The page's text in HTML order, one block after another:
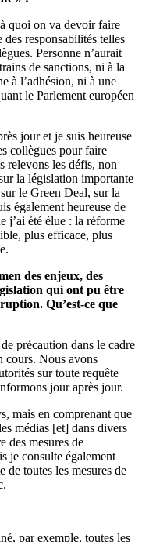
à quoi on va devoir faire
responsabilités telles
Personne n’aurait
de sanctions, ni à la
à l’adhésion, ni à une
le Parlement européen
jour et je suis heureuse
collègues pour faire
relevons les défis, non
la législation importante
le Green Deal, sur la
également heureuse de
j’ai été élue : la réforme
plus efficace, plus
des enjeux, des
qui ont pu être
Qu’est-ce que
précaution dans le cadre
cours. Nous avons
sur toute requête
jour après jour.
mais en comprenant que
médias [et] dans divers
des mesures de
je consulte également
de toutes les mesures de
par exemple, toutes les